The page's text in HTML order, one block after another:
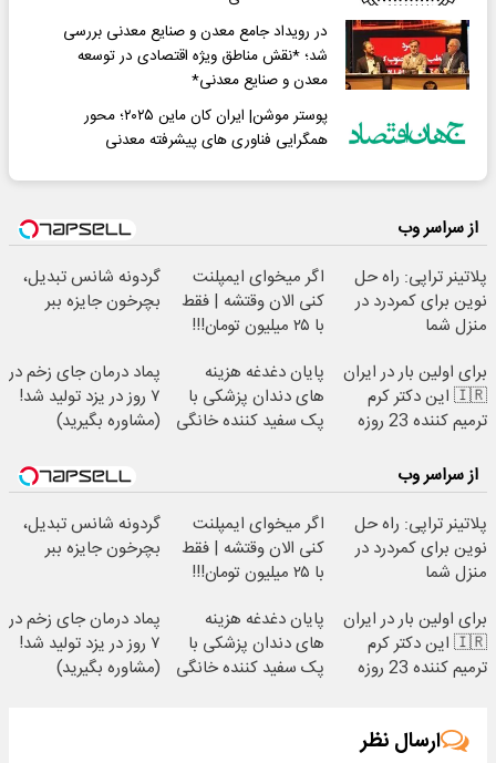
در رویداد جامع معدن و صنایع معدنی بررسی
شد؛ *نقش مناطق ویژه اقتصادی در توسعه
معدن و صنایع معدنی*
پوستر موشن| ایران کان‌ ماین ۲۰۲۵؛ محور
همگرایی فناوری‌ های پیشرفته معدنی
از سراسر وب
پلاتینر تراپی: راه حل
نوین برای کمردرد در
منزل شما
اگر میخوای ایمپلنت
کنی الان وقتشه | فقط
با ۲۵ میلیون تومان!!!
گردونه شانس تبدیل،
بچرخون جایزه ببر
برای اولین بار در ایران
🇮🇷 این دکتر کرم
ترمیم کننده 23 روزه
پایان دغدغه هزینه
های دندان پزشکی با
پک سفید کننده خانگی
پماد درمان جای زخم در
۷ روز در یزد تولید شد!
(مشاوره بگیرید)
از سراسر وب
پلاتینر تراپی: راه حل
نوین برای کمردرد در
منزل شما
اگر میخوای ایمپلنت
کنی الان وقتشه | فقط
با ۲۵ میلیون تومان!!!
گردونه شانس تبدیل،
بچرخون جایزه ببر
برای اولین بار در ایران
🇮🇷 این دکتر کرم
ترمیم کننده 23 روزه
پایان دغدغه هزینه
های دندان پزشکی با
پک سفید کننده خانگی
پماد درمان جای زخم در
۷ روز در یزد تولید شد!
(مشاوره بگیرید)
ارسال نظر